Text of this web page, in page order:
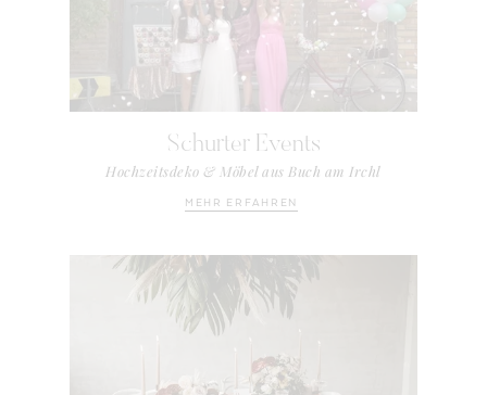
Schurter Events
Hochzeitsdeko & Möbel aus Buch am Irchl
MEHR ERFAHREN